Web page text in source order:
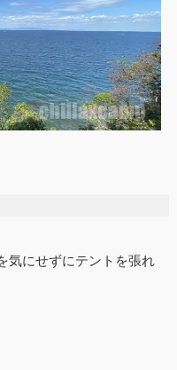
気にせずにテントを張れ